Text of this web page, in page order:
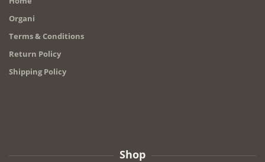
Organi
Terms & Conditions
Return Policy
Shipping Policy
Shop